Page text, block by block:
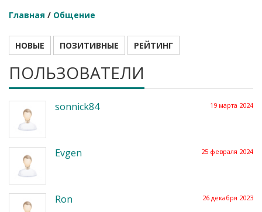
Главная / Общение
НОВЫЕ ПОЗИТИВНЫЕ РЕЙТИНГ
ПОЛЬЗОВАТЕЛИ
19 марта 2024
sonnick84
25 февраля 2024
Evgen
26 декабря 2023
Ron